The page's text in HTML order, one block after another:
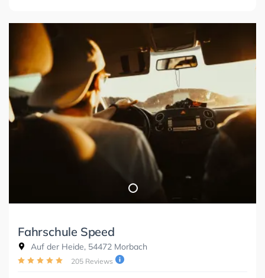
Fahrschule Speed
Auf der Heide, 54472 Morbach
205 Reviews